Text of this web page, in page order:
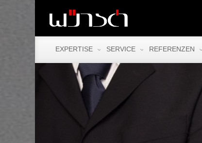
EXPERTISE SERVICE REFERENZEN